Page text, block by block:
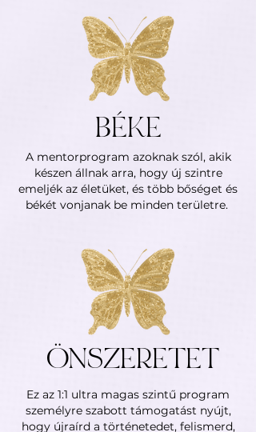
tudod, hogy az életed drasztikusan meg fog
változni, ahogy mágnesként vonzod majd a
vágyaidat, és megvalósítod az életedet, amiről
éveken át álmodoztál?
BÉKE
A mentorprogram azoknak szól, akik
készen állnak arra, hogy új szintre
emeljék az életüket, és több bőséget és
békét vonjanak be minden területre.
ÖNSZERETET
Ez az 1:1 ultra magas szintű program
személyre szabott támogatást nyújt,
hogy újraírd a történetedet, felismerd,